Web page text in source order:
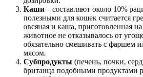
Каши – составляют около 10%
полезными для кошек считается
овсяная и каша, приготовленная
животное не отказывалось от
обязательно смешивать с фаршем
мясом.
Субпродукты (печень, почки,
британца подобными продуктами